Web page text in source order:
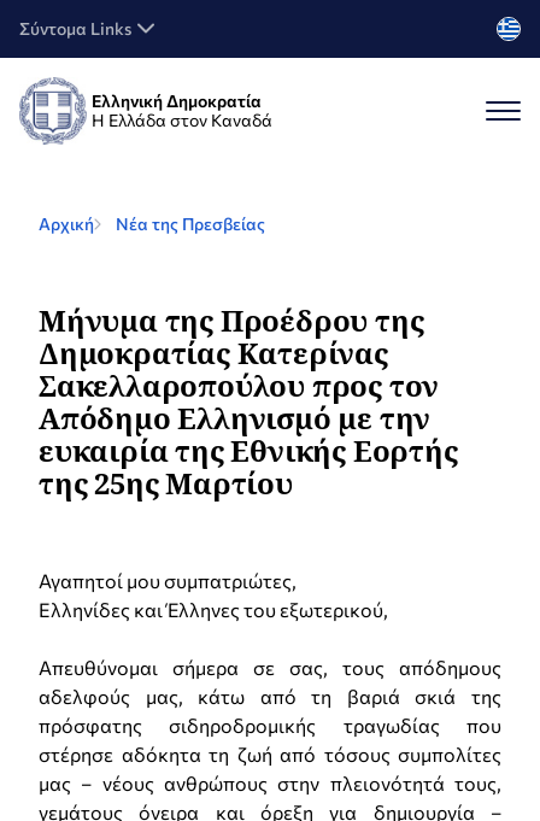
Σύντομα Links
Ελληνική Δημοκρατία
Η Ελλάδα στον Καναδά
Αρχική Νέα της Πρεσβείας
Μήνυμα της Προέδρου της
Δημοκρατίας Κατερίνας
Σακελλαροπούλου προς τον
Απόδημο Ελληνισμό με την
ευκαιρία της Εθνικής Εορτής
της 25ης Μαρτίου
Αγαπητοί μου συμπατριώτες,
Ελληνίδες και Έλληνες του εξωτερικού,
Απευθύνομαι σήμερα σε σας, τους απόδημους
αδελφούς μας, κάτω από τη βαριά σκιά της
πρόσφατης σιδηροδρομικής τραγωδίας που
στέρησε αδόκητα τη ζωή από τόσους συμπολίτες
μας – νέους ανθρώπους στην πλειονότητά τους,
γεμάτους όνειρα και όρεξη για δημιουργία –